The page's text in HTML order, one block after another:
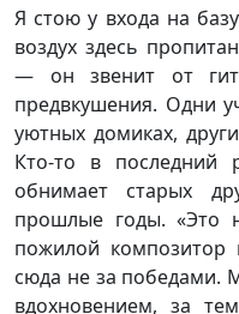
Я стою у входа на
воздух здесь
— он звенит от
предвкушения. Одни
уютных домиках,
Кто-то в последний
обнимает старых
прошлые годы. «Это
пожилой
сюда не за победами.
вдохновением, за